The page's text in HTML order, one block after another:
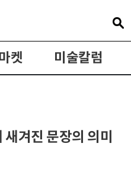
켓 미술칼럼
겨진 문장의 의미